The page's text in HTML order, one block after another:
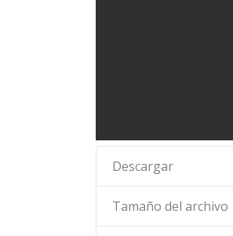
Descargar
Tamaño del archivo